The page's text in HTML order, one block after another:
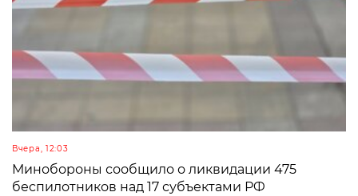
Вчера, 12:03
Минобороны сообщило о ликвидации 475
беспилотников над 17 субъектами РФ